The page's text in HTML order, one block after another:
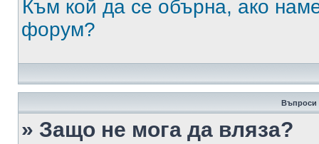
Към кой да се обърна, ако
форум?
Въпроси
» Защо не мога да вляза?